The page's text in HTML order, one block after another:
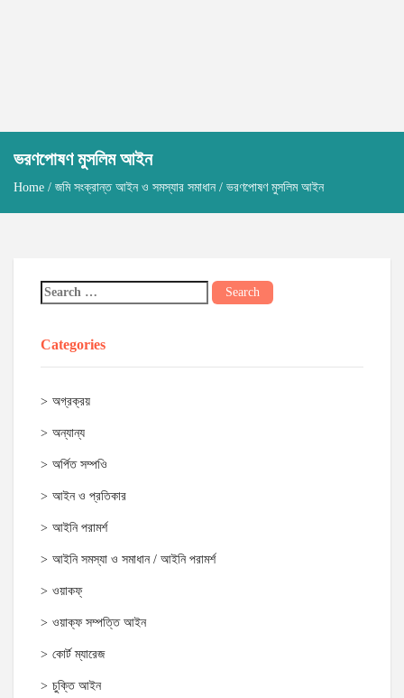
ভরণপোষণ মুসলিম আইন
Home / জমি সংক্রান্ত আইন ও সমস্যার সমাধান/ ভরণপোষণ মুসলিম আইন
Categories
অগ্রক্রয়
অন্যান্য
অর্পিত সম্পওি
আইন ও প্রতিকার
আইনি পরামর্শ
আইনি সমস্যা ও সমাধান / আইনি পরামর্শ
ওয়াকফ্
ওয়াক্‌ফ সম্পত্তি আইন
কোর্ট ম্যারেজ
চুক্তি আইন